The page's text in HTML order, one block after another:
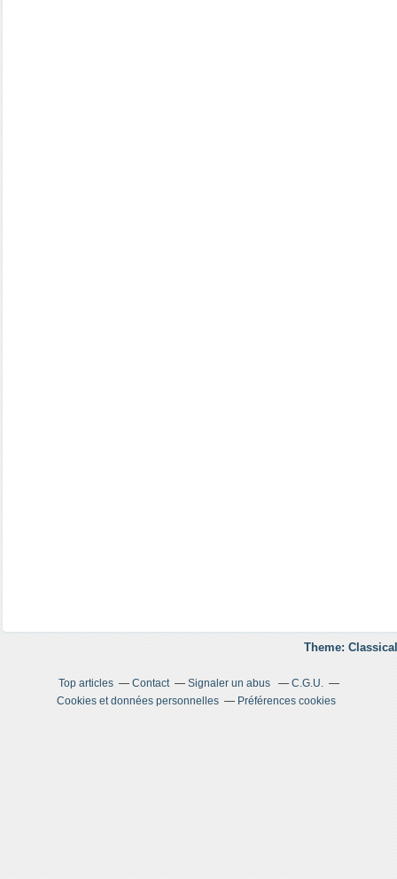
Theme:
Top articles Contact Signaler un abus
C.G.U.
Cookies et données personnelles
Préférences cookies